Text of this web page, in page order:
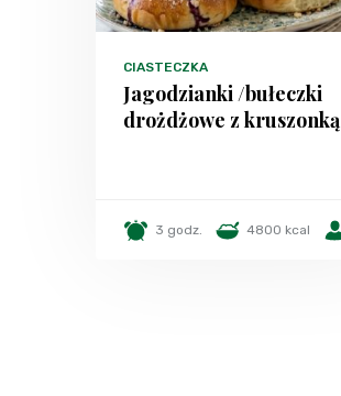
CIASTECZKA
Jagodzianki /bułeczki
drożdżowe z kruszonką
3 godz. 4800 kcal